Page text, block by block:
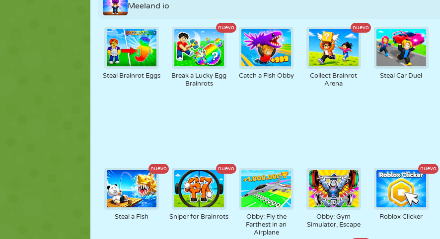
Meeland io
Steal Brainrot Eggs
nuevo
Break a Lucky Egg
Brainrots
Catch a Fish Obby
nuevo
Collect Brainrot
Arena
Steal Car Duel
nuevo
Steal a Fish
nuevo
Sniper for Brainrots
Obby: Fly the
Farthest in an
Airplane
Obby: Gym
Simulator, Escape
nuevo
Roblox Clicker